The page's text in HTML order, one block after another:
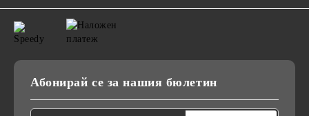
Абонирай се за нашия бюлетин